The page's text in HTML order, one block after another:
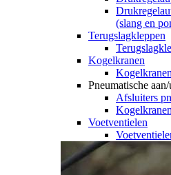
(slang en
Terugslagkleppen
Kogelkranen
Pneumatische
Afsluiters
Voetventielen